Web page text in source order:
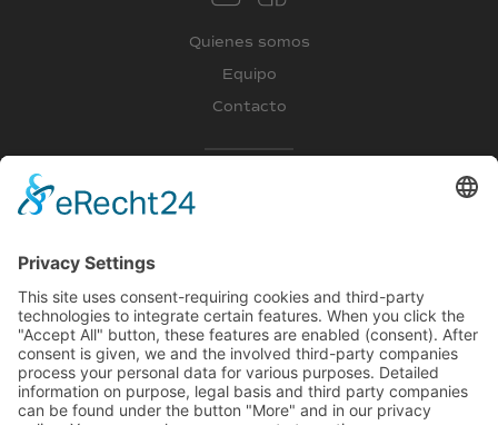
Quienes somos
Equipo
Contacto
Deutsch lernen
Clase de prueba